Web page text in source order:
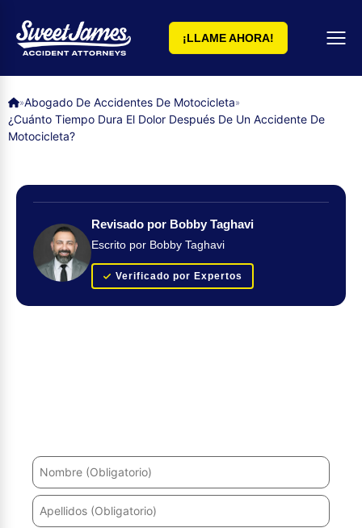
¡LLAME AHORA!
»Abogado De Accidentes De Motocicleta»
¿Cuánto Tiempo Dura El Dolor Después De Un Accidente De
Motocicleta?
Revisado por Bobby Taghavi
Escrito por Bobby Taghavi
Verificado por Expertos